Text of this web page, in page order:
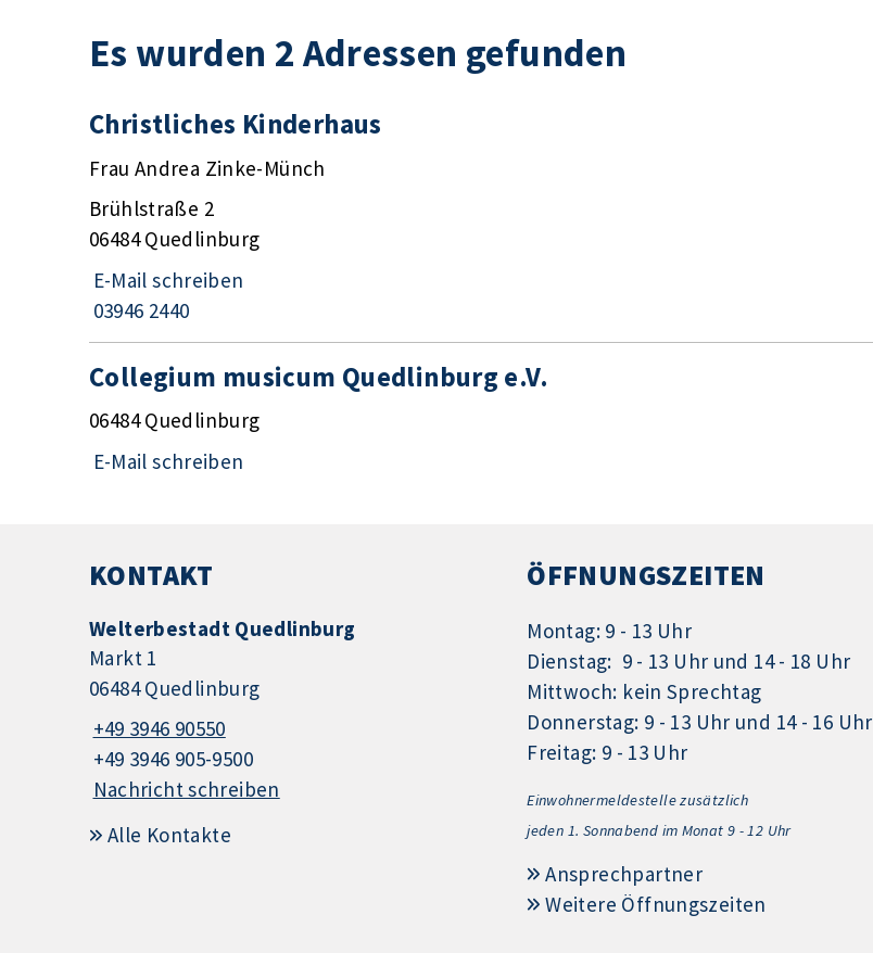
Es wurden 2 Adressen gefunden
Christliches Kinderhaus
Frau Andrea Zinke-Münch
Brühlstraße 2
06484 Quedlinburg
E-Mail schreiben
03946 2440
Collegium musicum Quedlinburg e.V.
06484 Quedlinburg
E-Mail schreiben
KONTAKT
Welterbestadt Quedlinburg
Markt 1
06484 Quedlinburg
+49 3946 90550
+49 3946 905-9500
Nachricht schreiben
Alle Kontakte
ÖFFNUNGSZEITEN
Montag: 9 - 13 Uhr
Dienstag: 9 - 13 Uhr und 14 - 18 Uhr
Mittwoch: kein Sprechtag
Donnerstag: 9 - 13 Uhr und 14 - 16 Uhr
Freitag: 9 - 13 Uhr
Einwohnermeldestelle zusätzlich
jeden 1. Sonnabend im Monat 9 - 12 Uhr
Ansprechpartner
Weitere Öffnungszeiten